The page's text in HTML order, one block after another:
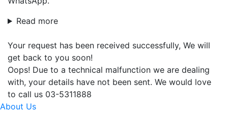
Read more
Your request has been received successfully, We will
get back to you soon!
Oops! Due to a technical malfunction we are dealing
with, your details have not been sent. We would love
to call us 03-5311888
About Us